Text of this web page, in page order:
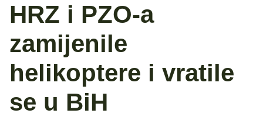
HRZ i PZO-a
zamijenile
helikoptere i vratile
se u BiH